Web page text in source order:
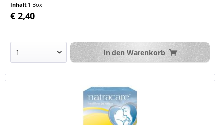
Inhalt 1 Box
€ 2,40
In den Warenkorb